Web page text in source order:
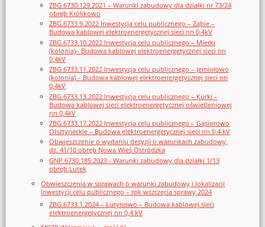
ZBG.6730.129.2021 – Warunki zabudowy dla działki nr 73/24
obręb Królikowo
ZBG.6733.9.2022 Inwestycja celu publicznego – Ząbie –
Budowa kablowej elektroenergetycznej sieci nn 0,4kV
ZBG.6733.10.2022 Inwestycja celu publicznego – Mierki
(kolonia)– Budowa kablowej elektroenergetycznej sieci nn
0,4kV
ZBG.6733.11.2022 Inwestycja celu publicznego – Jemiołowo
(kolonia) – Budowa kablowej elektroenergetycznej sieci nn
0,4kV
ZBG.6733.13.2022 Inwestycja celu publicznego – Kurki –
Budowa kablowej sieci elektroenergetycznej oświetleniowej
nn 0,4kV
ZBG.6733.17.2022 Inwestycja celu publicznego – Gąsiorowo
Olsztyneckie – Budowa elektroenergetycznej sieci nn 0,4 kV
Obwieszczenie o wydaniu decyzji o warunkach zabudowy,
dz. 41/10 obręb Nowa Wieś Ostródzka
GNP.6730.185.2023 - Warunki zabudowy dla działki 1/13
obręb Lutek
Obwieszczenia w sprawach o warunki zabudowy i lokalizacji
inwestycji celu publicznego – rok wszczęcia sprawy 2024
ZBG.6733.1.2024 – Łutynowo – Budowa kablowej sieci
elektroenergetycznej nn 0,4 kV